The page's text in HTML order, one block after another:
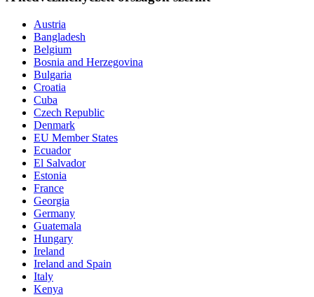
Austria
Bangladesh
Belgium
Bosnia and Herzegovina
Bulgaria
Croatia
Cuba
Czech Republic
Denmark
EU Member States
Ecuador
El Salvador
Estonia
France
Georgia
Germany
Guatemala
Hungary
Ireland
Ireland and Spain
Italy
Kenya